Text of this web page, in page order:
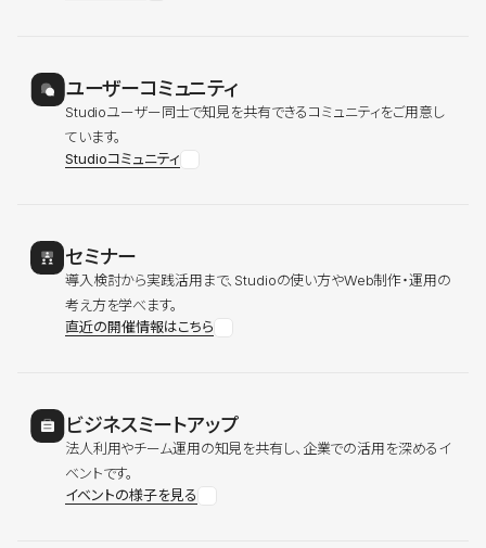
ユーザーコミュニティ
Studioユーザー同士で知見を共有できるコミュニティをご用意し
ています。
Studioコミュニティ
セミナー
導入検討から実践活用まで、Studioの使い方やWeb制作・運用の
考え方を学べます。
直近の開催情報はこちら
ビジネスミートアップ
法人利用やチーム運用の知見を共有し、企業での活用を深めるイ
ベントです。
イベントの様子を見る